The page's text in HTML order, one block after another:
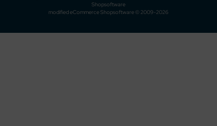
Shopsoftware
modified eCommerce Shopsoftware © 2009-2026